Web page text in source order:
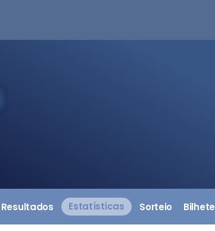
Resultados Estatísticas Sorteio Bilhete